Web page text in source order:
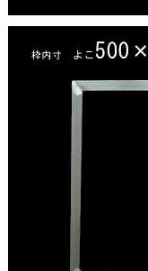
スクリーン枠（アル